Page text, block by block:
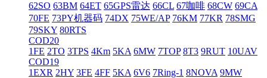
62SO 63BM 64ET 65GPS雷达 66CL 67咖啡 68CW 69CA
70FE 73PY机器码 74DX 75WE/AP 76KM 77KR 78SMG
79SKY 80RTS
COD20
1FE 2TO 3TPS 4Km 5KA 6MW 7TOP 8T3 9RUT 10UAV
COD19
1EXR 2HY 3FE 4FF 5KA 6V6 7Ring-1 8NOVA 9MW